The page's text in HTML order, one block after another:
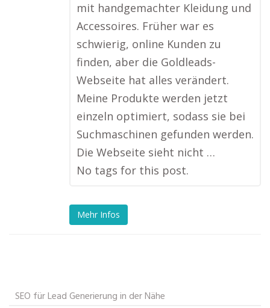
mit handgemachter Kleidung und
Accessoires. Früher war es
schwierig, online Kunden zu
finden, aber die Goldleads-
Webseite hat alles verändert.
Meine Produkte werden jetzt
einzeln optimiert, sodass sie bei
Suchmaschinen gefunden werden.
Die Webseite sieht nicht …
No tags for this post.
Mehr Infos
SEO für Lead Generierung in der Nähe